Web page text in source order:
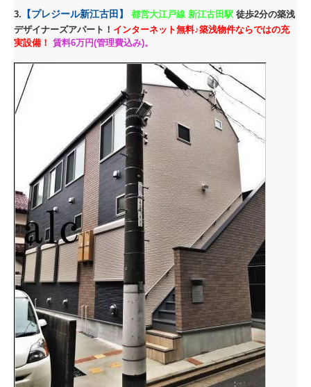
3. 【プレジール新江古田】 都営大江戸線 新江古田駅 徒歩2分の築浅
デザイナーズアパート！ インターネット無料♪築浅物件ならではの充
実設備！ 賃料6万円(管理費込み)。